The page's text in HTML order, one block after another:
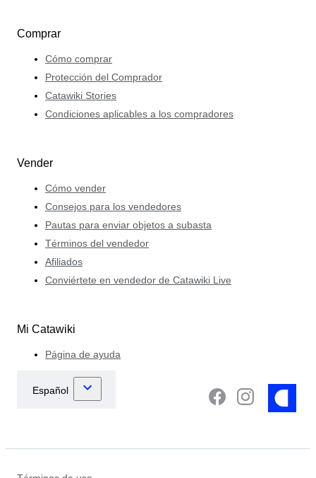
Comprar
Cómo comprar
Protección del Comprador
Catawiki Stories
Condiciones aplicables a los compradores
Vender
Cómo vender
Consejos para los vendedores
Pautas para enviar objetos a subasta
Términos del vendedor
Afiliados
Conviértete en vendedor de Catawiki Live
Mi Catawiki
Página de ayuda